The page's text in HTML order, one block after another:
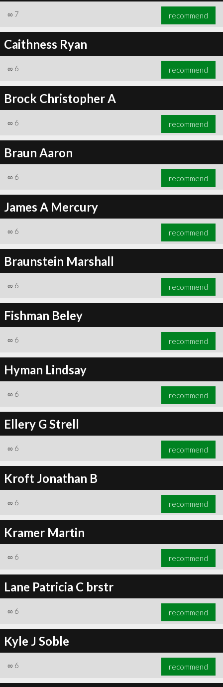
∞ 7 recommend
Caithness Ryan
∞ 6 recommend
Brock Christopher A
∞ 6 recommend
Braun Aaron
∞ 6 recommend
James A Mercury
∞ 6 recommend
Braunstein Marshall
∞ 6 recommend
Fishman Beley
∞ 6 recommend
Hyman Lindsay
∞ 6 recommend
Ellery G Strell
∞ 6 recommend
Kroft Jonathan B
∞ 6 recommend
Kramer Martin
∞ 6 recommend
Lane Patricia C brstr
∞ 6 recommend
Kyle J Soble
∞ 6 recommend